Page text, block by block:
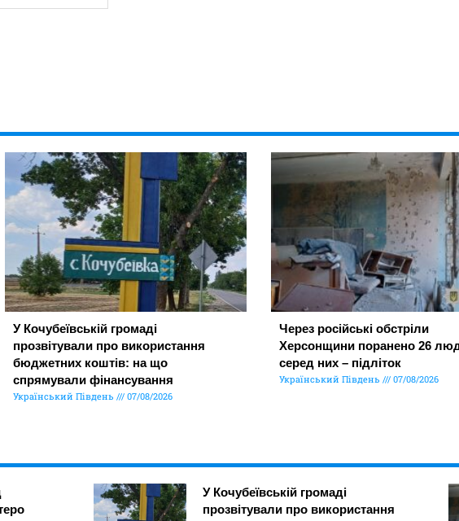
У Кочубеївській громаді
прозвітували про використання
бюджетних коштів: на що
спрямували фінансування
Український Південь 07/08/2026
Через російські обстріли
Херсонщини поранено 26
серед них – підліток
Український Південь 07/08/2026
У Кочубеївській громаді
прозвітували про використання